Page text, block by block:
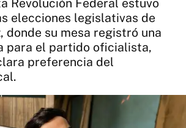
elecciones legislativas de
donde su mesa registró una
para el partido oficialista,
preferencia del